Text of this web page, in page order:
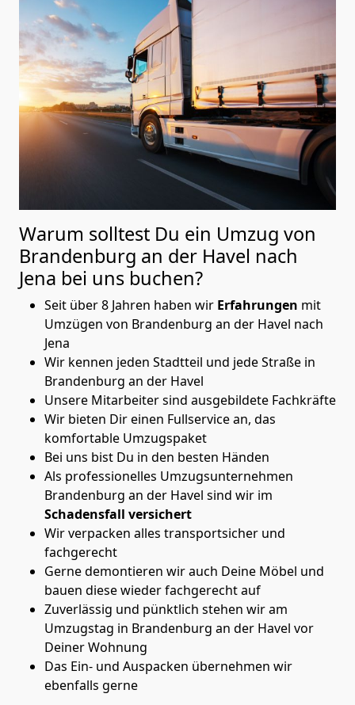
Warum solltest Du ein Umzug von
Brandenburg an der Havel nach
Jena bei uns buchen?
Seit über 8 Jahren haben wir Erfahrungen mit
Umzügen von Brandenburg an der Havel nach
Jena
Wir kennen jeden Stadtteil und jede Straße in
Brandenburg an der Havel
Unsere Mitarbeiter sind ausgebildete Fachkräfte
Wir bieten Dir einen Fullservice an, das
komfortable Umzugspaket
Bei uns bist Du in den besten Händen
Als professionelles Umzugsunternehmen
Brandenburg an der Havel sind wir im
Schadensfall versichert
Wir verpacken alles transportsicher und
fachgerecht
Gerne demontieren wir auch Deine Möbel und
bauen diese wieder fachgerecht auf
Zuverlässig und pünktlich stehen wir am
Umzugstag in Brandenburg an der Havel vor
Deiner Wohnung
Das Ein- und Auspacken übernehmen wir
ebenfalls gerne